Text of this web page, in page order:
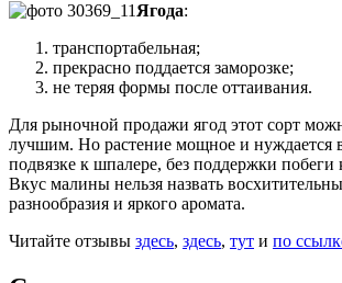
Ягода:
транспортабельная;
прекрасно поддается заморозке;
не теряя формы после оттаивания.
Для рыночной продажи ягод этот сорт
лучшим. Но растение мощное и нуждается в
подвязке к шпалере, без поддержки побеги
Вкус малины нельзя назвать
разнообразия и яркого аромата.
Читайте отзывы здесь, здесь, тут и по